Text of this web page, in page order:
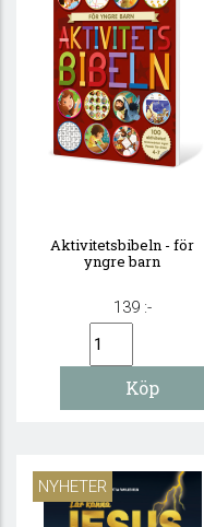
Aktivitetsbibeln - för
yngre barn
139 :-
NYHETER